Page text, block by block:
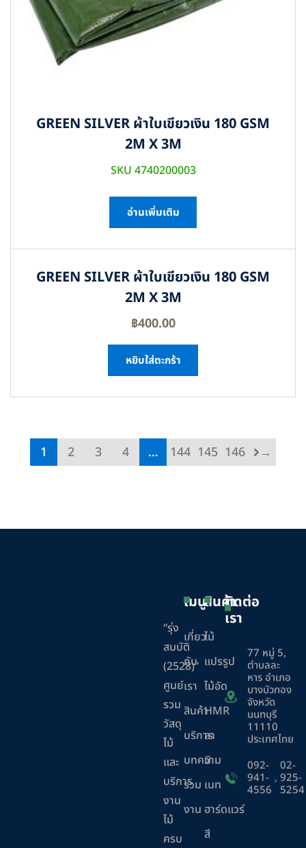
GREEN SILVER ผ้าใบเขียวเงิน 180 GSM
2M X 3M
SKU 4740200003
อ่านเพิ่มเติม
GREEN SILVER ผ้าใบเขียวเงิน 180 GSM
2M X 3M
฿400.00
หยิบใส่ตะกร้า
1 2 3 4 … 144 145 146 →
“รุ่ง
สมบัติ
(2528)”
ศูนย์
รวม
วัสดุ
ไม้
และ
บริการ
งาน
ไม้
ครบ
เมนู
เกี่ยว
กับ
เรา
สินค้า
บริการ
บทความ
ร่วม
งาน
สินค้า
ไม้
แปรรูป
ไม้อัด
HMR
ลา
มิ
เนท
ฮาร์ดแวร์
สี
ติดต่อ
เรา
77 หมู่ 5,
ตำบลละ
หาร อำเภอ
บางบัวทอง
จังหวัด
นนทบุรี
11110
ประเทศไทย
092-
941-
4556
,
02-
925-
5254